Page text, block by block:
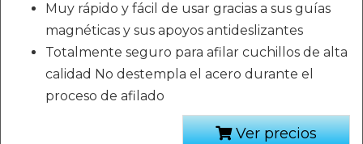
Muy rápido y fácil de usar gracias a sus guías
magnéticas y sus apoyos antideslizantes
Totalmente seguro para afilar cuchillos de alta
calidad No destempla el acero durante el
proceso de afilado
Ver precios